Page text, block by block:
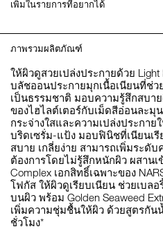
เพิ่มในรายการที่อยากได้
ภาพรวมผลิตภัณฑ์
ให้ผิวดูสวยเปล่งประกายด้วย
บลัชออนประกายมุกเนื้อเนียนที่ช่ว
เป็นธรรมชาติ มอบความรู้สึกสบา
ของไฮไลต์เตอร์กับเม็ดสีอ่อนละมุ
กระจ่างใสและความเปล่งประกา
บริดเซรั่ม-แป้ง มอบฟินิชที่เนียนเ
สบาย เกลี่ยง่าย สามารถเพิ่มระดั
ต้องการโดยไม่รู้สึกหนักผิว ผสานเ
Complex เอกสิทธิ์เฉพาะของ
โฟกัส ให้ผิวดูเรียบเนียน ช่วยเบล
บนผิว พร้อม Golden Seaweed
เพิ่มความชุ่มชื้นให้ผิว ด้วยสูตรกัน
ชั่วโมง*